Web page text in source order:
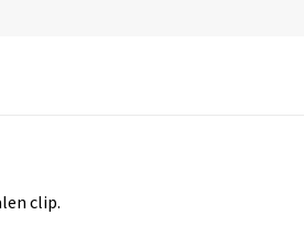
clip.